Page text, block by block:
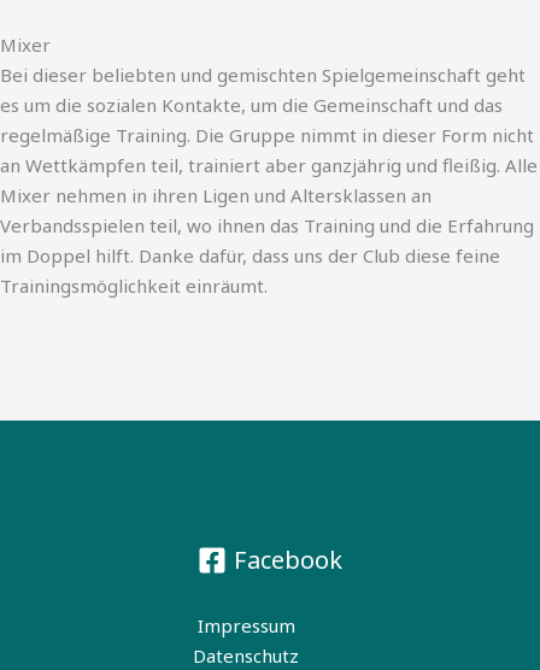
Mixer
Bei dieser beliebten und gemischten Spielgemeinschaft geht
es um die sozialen Kontakte, um die Gemeinschaft und das
regelmäßige Training. Die Gruppe nimmt in dieser Form nicht
an Wettkämpfen teil, trainiert aber ganzjährig und fleißig. Alle
Mixer nehmen in ihren Ligen und Altersklassen an
Verbandsspielen teil, wo ihnen das Training und die Erfahrung
im Doppel hilft. Danke dafür, dass uns der Club diese feine
Trainingsmöglichkeit einräumt.
Facebook
Impressum
Datenschutz